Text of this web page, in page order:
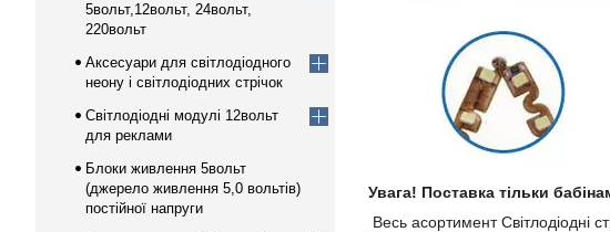
Увага! Поставка тільки
Весь асортимент Світлодіодні
5вольт,12вольт, 24вольт,
220вольт
Аксесуари для світлодіодного
неону і світлодіодних стрічок
Світлодіодні модулі 12вольт
для реклами
Блоки живлення 5вольт
(джерело живлення 5,0 вольтів)
постійної напруги